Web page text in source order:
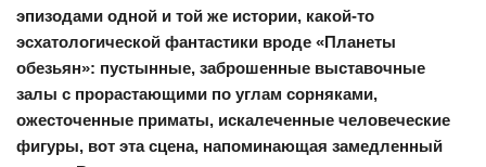
эпизодами одной и той же истории, какой-то
эсхатологической фантастики вроде «Планеты
обезьян»: пустынные, заброшенные выставочные
залы с прорастающими по углам сорняками,
ожесточенные приматы, искалеченные человеческие
фигуры, вот эта сцена, напоминающая замедленный